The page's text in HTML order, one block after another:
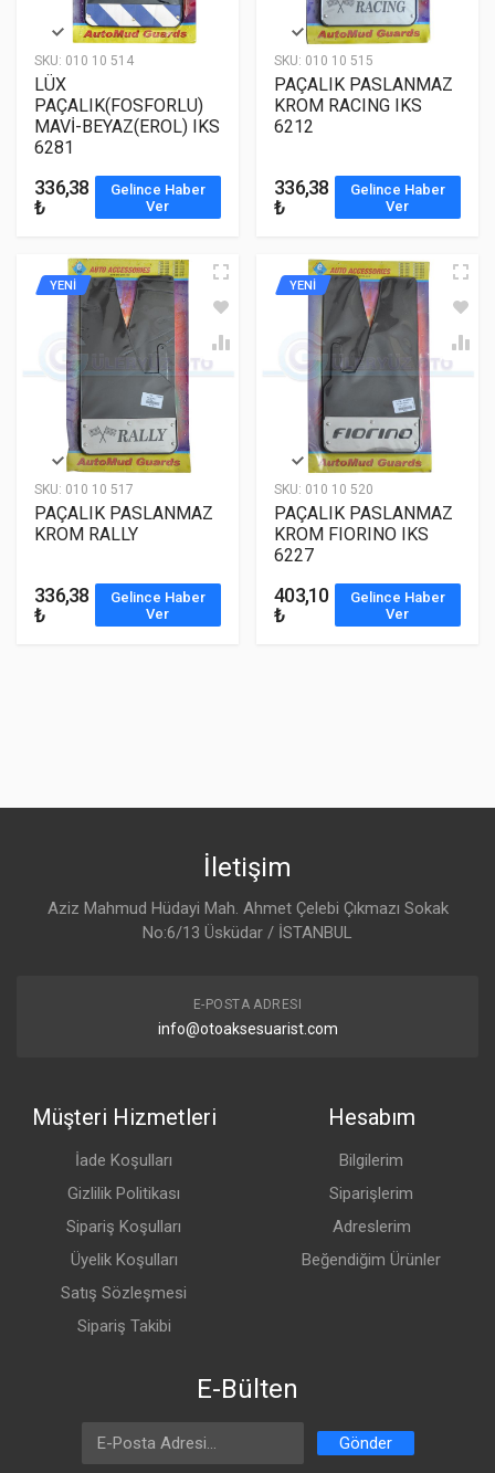
SKU: 010 10 514
LÜX
PAÇALIK(FOSFORLU)
MAVİ-BEYAZ(EROL) IKS
6281
336,38
₺
Gelince Haber
Ver
SKU: 010 10 515
PAÇALIK PASLANMAZ
KROM RACING IKS
6212
336,38
₺
Gelince Haber
Ver
SKU: 010 10 517
YENİ
PAÇALIK PASLANMAZ
KROM RALLY
336,38
₺
Gelince Haber
Ver
SKU: 010 10 520
YENİ
PAÇALIK PASLANMAZ
KROM FIORINO IKS
6227
403,10
₺
Gelince Haber
Ver
İletişim
Aziz Mahmud Hüdayi Mah. Ahmet Çelebi Çıkmazı Sokak
No:6/13 Üsküdar / İSTANBUL
E-POSTA ADRESI
info@otoaksesuarist.com
Müşteri Hizmetleri
İade Koşulları
Gizlilik Politikası
Sipariş Koşulları
Üyelik Koşulları
Satış Sözleşmesi
Sipariş Takibi
Hesabım
Bilgilerim
Siparişlerim
Adreslerim
Beğendiğim Ürünler
E-Bülten
Email Address Gönder